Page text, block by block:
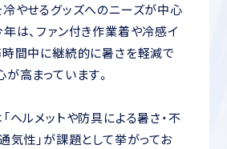
冷やせるグッズへのニーズが中心
は、ファン付き作業着や冷感イ
時間中に継続的に暑さを軽減で
高まっています。
ヘルメットや防具による暑さ・不
気性」が課題として挙がってお